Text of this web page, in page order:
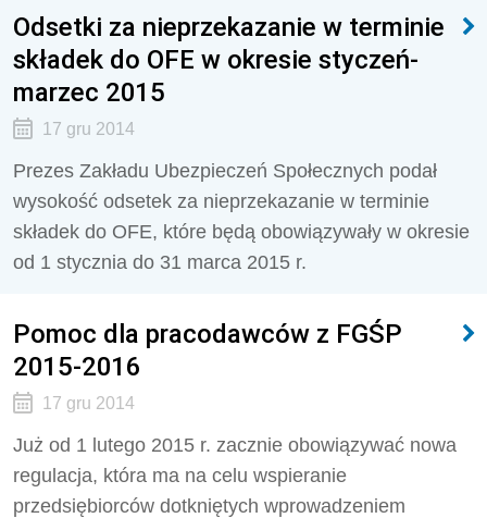
Odsetki za nieprzekazanie w terminie
składek do OFE w okresie styczeń-
marzec 2015
17 gru 2014
Prezes Zakładu Ubezpieczeń Społecznych podał
wysokość odsetek za nieprzekazanie w terminie
składek do OFE, które będą obowiązywały w okresie
od 1 stycznia do 31 marca 2015 r.
Pomoc dla pracodawców z FGŚP
2015-2016
17 gru 2014
Już od 1 lutego 2015 r. zacznie obowiązywać nowa
regulacja, która ma na celu wspieranie
przedsiębiorców dotkniętych wprowadzeniem